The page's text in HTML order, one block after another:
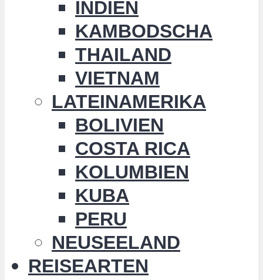
INDIEN
KAMBODSCHA
THAILAND
VIETNAM
LATEINAMERIKA
BOLIVIEN
COSTA RICA
KOLUMBIEN
KUBA
PERU
NEUSEELAND
REISEARTEN